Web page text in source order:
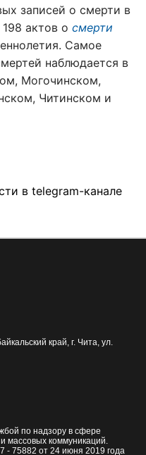
записей о смерти в
актов о смерти
Самое
наблюдается в
Могочинском,
Читинском и
в telegram-канале
край, г. Чита, ул.
по надзору в сфере
массовых коммуникаций.
75882 от 24 июня 2019 года